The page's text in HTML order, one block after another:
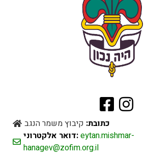
כתובת: קיבוץ משמר הנגב
דואר אלקטרוני:eytan.mishmar-
hanagev@zofim.org.il